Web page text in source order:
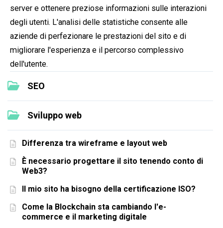
SEO
Sviluppo web
Differenza tra wireframe e layout web
È necessario progettare il sito tenendo conto di
Web3?
Il mio sito ha bisogno della certificazione ISO?
Come la Blockchain sta cambiando l'e-
commerce e il marketing digitale
server e ottenere preziose informazioni sulle interazioni
degli utenti. L'analisi delle statistiche consente alle
aziende di perfezionare le prestazioni del sito e di
migliorare l'esperienza e il percorso complessivo
dell'utente.